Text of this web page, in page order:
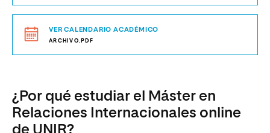
VER CALENDARIO ACADÉMICO
ARCHIVO.PDF
¿Por qué estudiar el Máster en
Relaciones Internacionales online
de UNIR?